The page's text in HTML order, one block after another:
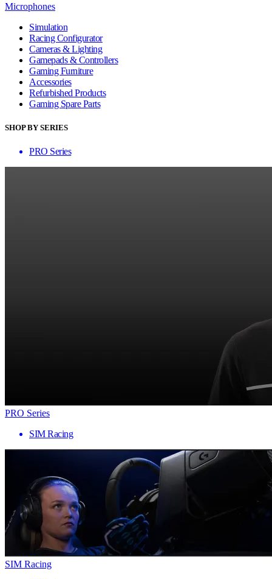
Microphones
Simulation
Racing Configurator
Cameras & Lighting
Gamepads & Controllers
Gaming Furniture
Accessories
Refurbished Products
Gaming Spare Parts
SHOP BY SERIES
PRO Series
PRO Series
SIM Racing
SIM Racing